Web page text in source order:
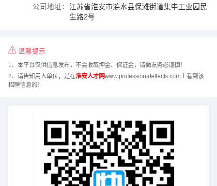
公司地址：
江苏省淮安市涟水县保滩街道集中工业园民
生路2号
温馨提示
1、本平台仅供信息发布，不会收取押金、保证金，请微友务必谨慎！
2、请告知用人单位，是在淮安人才网www.professionaleffects.com上看到该
招聘信息的！